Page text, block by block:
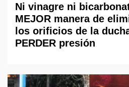
Ni vinagre ni
MEJOR manera de
los orificios de la
PERDER presión